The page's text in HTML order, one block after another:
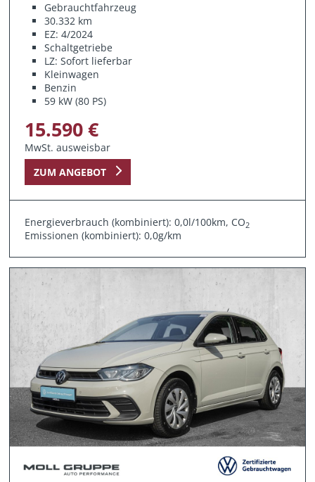
Gebrauchtfahrzeug
30.332 km
EZ: 4/2024
Schaltgetriebe
LZ: Sofort lieferbar
Kleinwagen
Benzin
59 kW (80 PS)
15.590 €
MwSt. ausweisbar
ZUM ANGEBOT
Energieverbrauch (kombiniert): 0,0l/100km, CO2
Emissionen (kombiniert): 0,0g/km